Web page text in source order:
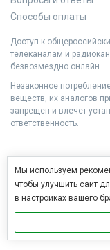
Способы оплаты
Доступ к
телеканалам и
безвозмездно онлайн.
Незаконное
веществ, их аналогов
запрещен и влечет
ответственность.
Мы используем
чтобы улучшить сайт
в настройках вашего